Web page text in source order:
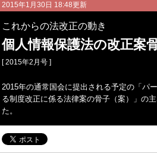
2015年1月30日 18:48更新
これからの法改正の動き
個人情報保護法の改正案
[ 2015年2月号 ]
2015年の通常国会に提出される予定の「パ
る制度改正に係る法律案の骨子（案）」の
た。